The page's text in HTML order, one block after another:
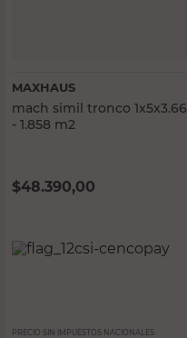
MAXHAUS
mach simil tronco 1x5x3.66
- 1.858 m2
$48.390,00
PRECIO SIN IMPUESTOS NACIONALES: